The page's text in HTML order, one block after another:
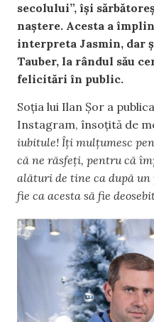
secolului”, își
naștere. Acesta a
interpreta Jasmin, dar
Tauber, la rândul său
felicitări în public.
Soția lui Ilan Șor a
Instagram, însoțită de
iubitule! Îți mulțumesc
că ne răsfeți, pentru că
alături de tine ca după un
fie ca acesta să fie